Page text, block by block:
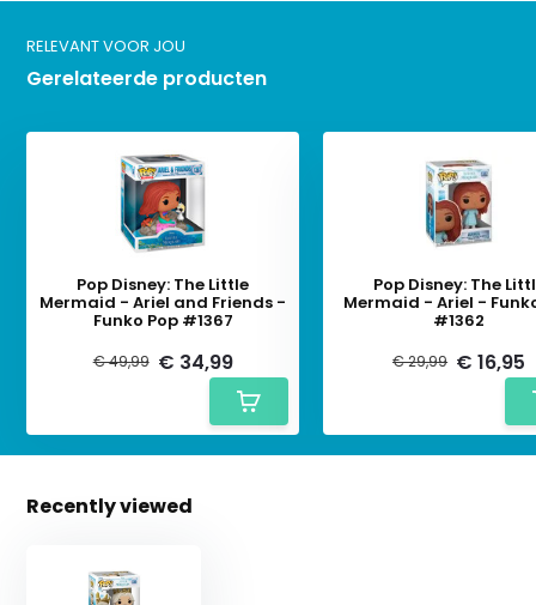
RELEVANT VOOR JOU
Gerelateerde producten
Pop Disney: The Little
Mermaid - Ariel and Friends -
Funko Pop #1367
€ 49,99 € 34,99
Pop Disney: The
Mermaid - Ariel -
#1362
€ 29,99 € 16,95
Recently viewed